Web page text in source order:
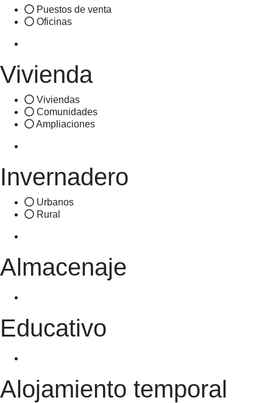
Puestos de venta
Oficinas
Vivienda
Viviendas
Comunidades
Ampliaciones
Invernadero
Urbanos
Rural
Almacenaje
Educativo
Alojamiento temporal